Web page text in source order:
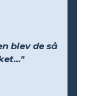
blev de så